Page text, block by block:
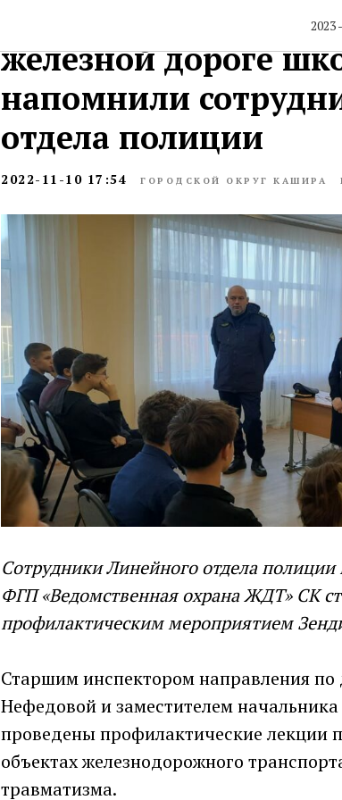
2023
О правилах
железной дороге
напомнили
отдела полиции
2022-11-10 17:54 ГОРОДСКОЙ ОКРУГ КАШИРА
Сотрудники Линейного отдела
ФГП «Ведомственная охрана ЖДТ» СК
профилактическим мероприятием
Старшим инспектором направления
Нефедовой и заместителем
проведены профилактические лекции
объектах железнодорожного
травматизма.